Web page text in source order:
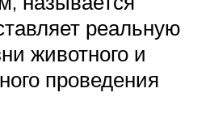
реальную
животного и
проведения